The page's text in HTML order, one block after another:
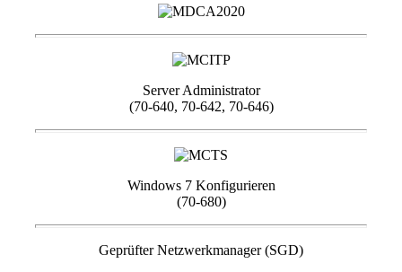
Server Administrator
(70-640, 70-642, 70-646)
Windows 7 Konfigurieren
(70-680)
Geprüfter Netzwerkmanager (SGD)